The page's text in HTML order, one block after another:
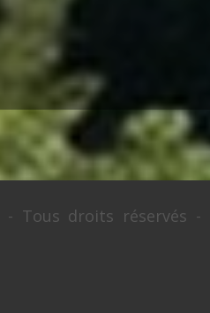
- Tous droits réservés -